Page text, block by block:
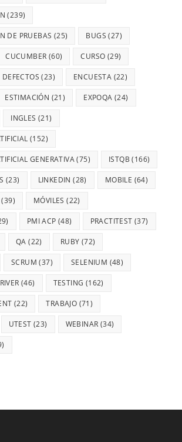
(239)
DE PRUEBAS (25) BUGS (27)
CUCUMBER (60) CURSO (29)
DEFECTOS (23) ENCUESTA (22)
ESTIMACIÓN (21) EXPOQA (24)
INGLES (21)
(152)
GENERATIVA(75) ISTQB (166)
(23) LINKEDIN (28) MOBILE (64)
(39) MÓVILES (22)
PMI ACP (48) PRACTITEST (37)
QA (22) RUBY (72)
SCRUM (37) SELENIUM (48)
(46) TESTING (162)
(22) TRABAJO (71)
UTEST (23) WEBINAR (34)